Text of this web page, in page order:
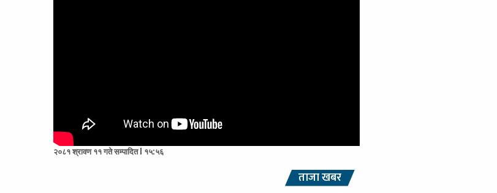
२०८१ श्रावण ११ गते सम्पादित l १५:५६
ताजा खबर